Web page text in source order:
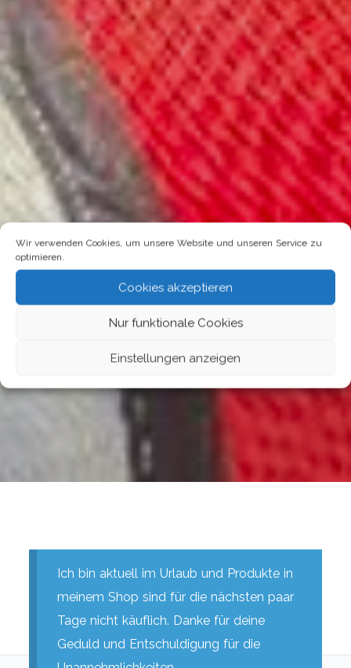
Wir verwenden Cookies, um unsere Website und unseren Service zu
optimieren.
Cookies akzeptieren
Nur funktionale Cookies
Einstellungen anzeigen
Ich bin aktuell im Urlaub und Produkte in
meinem Shop sind für die nächsten paar
Tage nicht käuflich. Danke für deine
Geduld und Entschuldigung für die